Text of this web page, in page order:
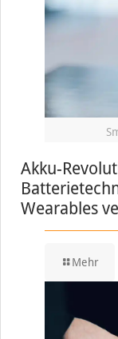
Akku-
Wearables
Mehr